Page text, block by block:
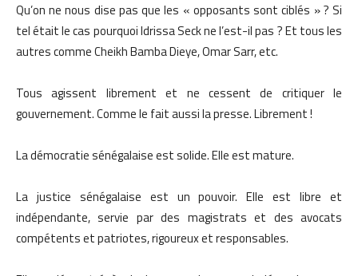
Qu’on ne nous dise pas que les « opposants sont ciblés » ? Si
tel était le cas pourquoi Idrissa Seck ne l’est-il pas ? Et tous les
autres comme Cheikh Bamba Dieye, Omar Sarr, etc.
Tous agissent librement et ne cessent de critiquer le
gouvernement. Comme le fait aussi la presse. Librement !
La démocratie sénégalaise est solide. Elle est mature.
La justice sénégalaise est un pouvoir. Elle est libre et
indépendante, servie par des magistrats et des avocats
compétents et patriotes, rigoureux et responsables.